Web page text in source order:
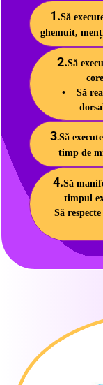
1.Să
ghemuit,
2.Să
• Să
3.Să
timp de
4.Să
timpul
Să